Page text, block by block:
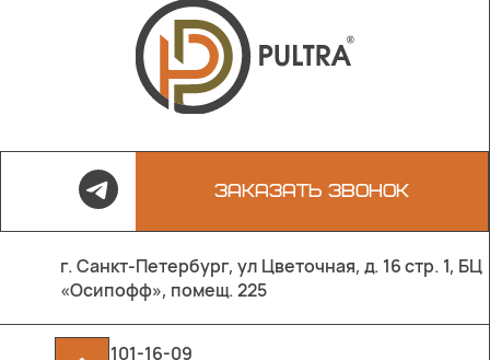
ЗАКАЗАТЬ ЗВОНОК
г. Санкт-Петербург, ул Цветочная, д. 16 стр. 1, БЦ
«Осипофф», помещ. 225
8 800 101-16-09